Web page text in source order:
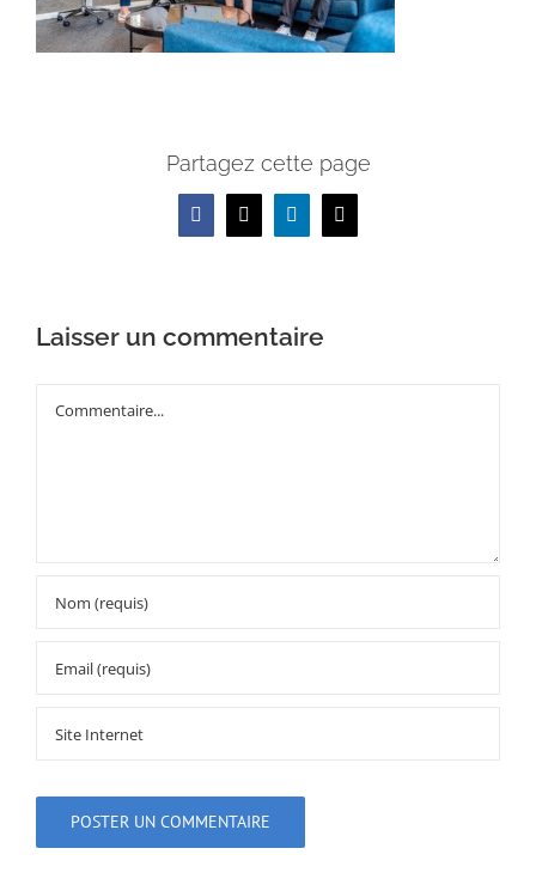
Partagez cette page
Facebook
X LinkedInEmail
Laisser un commentaire
Commentaire